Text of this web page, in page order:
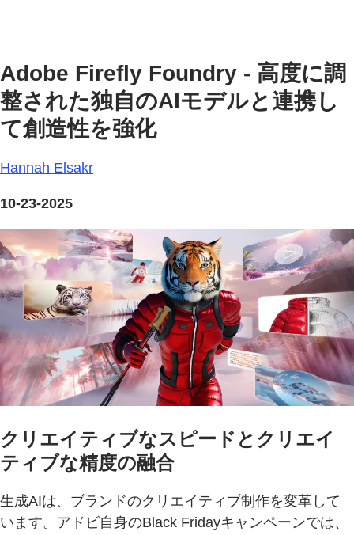
Adobe Firefly Foundry - 高度に調
整された独自のAIモデルと連携し
て創造性を強化
Hannah Elsakr
10-23-2025
クリエイティブなスピードとクリエイ
ティブな精度の融合
生成AIは、ブランドのクリエイティブ制作を変革して
います。アドビ自身のBlack Fridayキャンペーンでは、